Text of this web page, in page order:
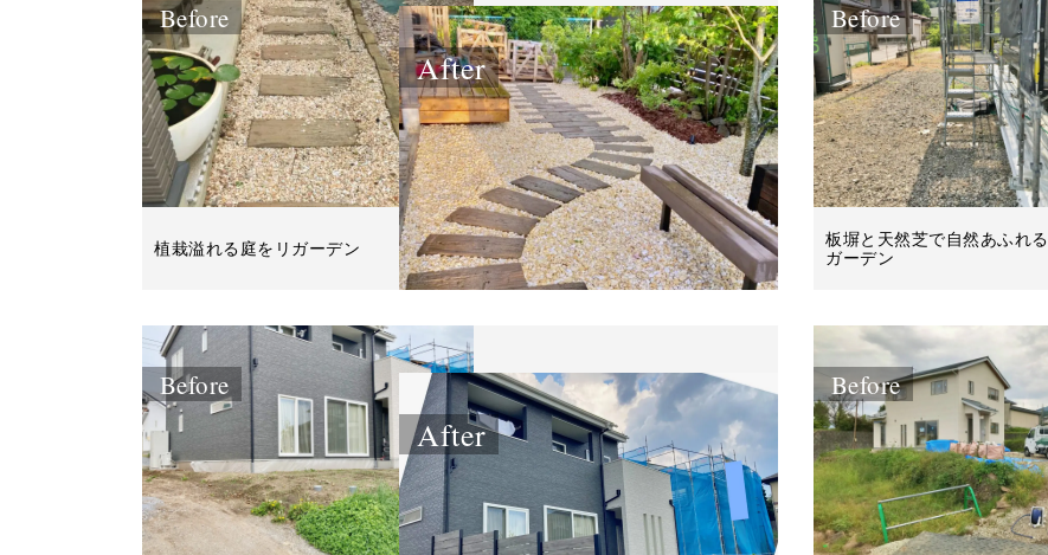
Before
After
植栽溢れる庭をリガーデン
Before
板塀と天然芝で自然あふれる
ガーデン
Before
After
Before